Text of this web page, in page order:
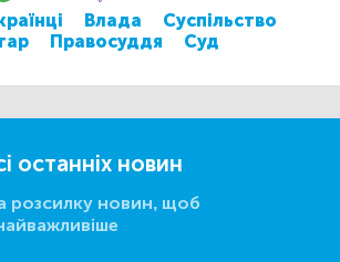
Влада
Суспільство
Правосуддя Суд
останніх новин
розсилку новин, щоб